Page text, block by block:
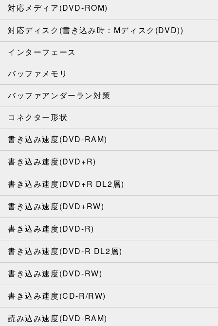
対応メディア(DVD-ROM)
対応ディスク(書き込み時：Mディスク(DVD))
インターフェース
バッファメモリ
バッファアンダーラン対策
コネクター形状
書き込み速度(DVD-RAM)
書き込み速度(DVD+R)
書き込み速度(DVD+R DL2層)
書き込み速度(DVD+RW)
書き込み速度(DVD-R)
書き込み速度(DVD-R DL2層)
書き込み速度(DVD-RW)
書き込み速度(CD-R/RW)
読み込み速度(DVD-RAM)